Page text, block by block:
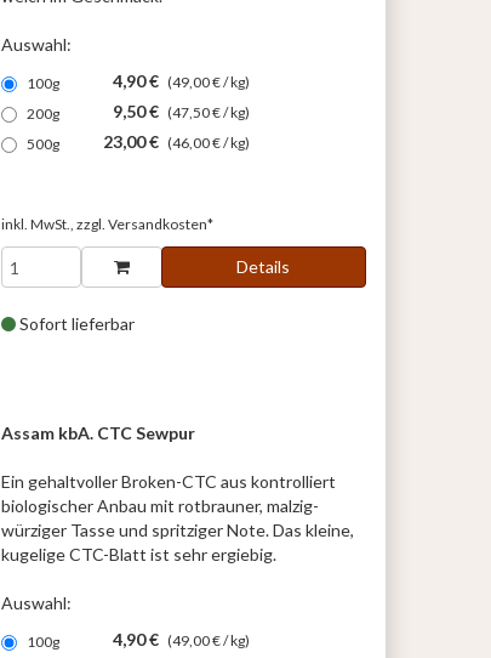
Auswahl:
100g 4,90 € (49,00 € / kg)
200g
9,50 € (47,50 € / kg)
500g
23,00 € (46,00 € / kg)
inkl. MwSt., zzgl. Versandkosten*
Details
Sofort lieferbar
Assam kbA. CTC Sewpur
Ein gehaltvoller Broken-CTC aus kontrolliert
biologischer Anbau mit rotbrauner, malzig-
würziger Tasse und spritziger Note. Das kleine,
kugelige CTC-Blatt ist sehr ergiebig.
Auswahl:
100g 4,90 € (49,00 € / kg)